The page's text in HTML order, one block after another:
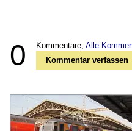
0 Kommentare, Alle
Kommentar verfassen